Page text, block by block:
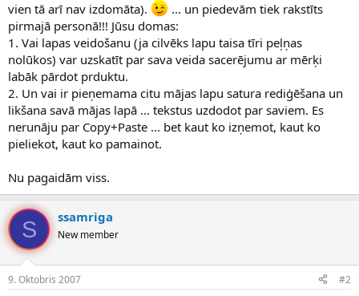
j
s
vien tā arī nav izdomāta).
... un piedevām tiek rakstīts
pirmajā personā!!! Jūsu domas:
1. Vai lapas veidošanu (ja cilvēks lapu taisa tīri peļņas
nolūkos) var uzskatīt par sava veida sacerējumu ar mērķi
labāk pārdot prduktu.
2. Un vai ir pieņemama citu mājas lapu satura rediģēšana un
likšana savā mājas lapā ... tekstus uzdodot par saviem. Es
nerunāju par Copy+Paste ... bet kaut ko izņemot, kaut ko
pieliekot, kaut ko pamainot.
Nu pagaidām viss.
S ssamriga
New member
9. Oktobris 2007 #2